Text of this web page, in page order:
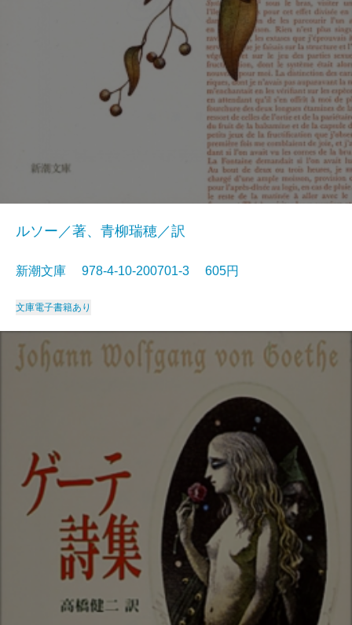
ルソー／著、青柳瑞穂／訳
新潮文庫 978-4-10-200701-3 605円
文庫電子書籍あり